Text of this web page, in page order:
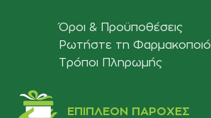
Όροι & Προϋποθέσεις
Ρωτήστε τη Φαρμακοποιό
Τρόποι Πληρωμής
ΕΠΙΠΛΈΟΝ ΠΑΡΟΧΈΣ